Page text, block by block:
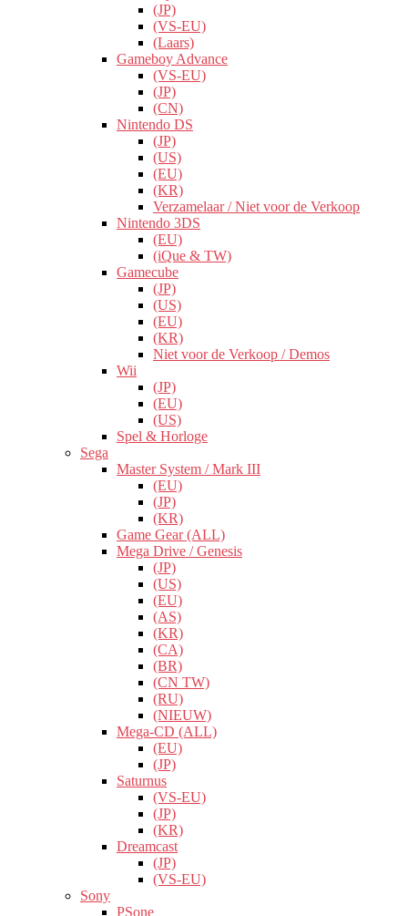
(JP)
(VS-EU)
(Laars)
Gameboy Advance
(VS-EU)
(JP)
(CN)
Nintendo DS
(JP)
(US)
(EU)
(KR)
Verzamelaar / Niet voor de Verkoop
Nintendo 3DS
(EU)
(iQue & TW)
Gamecube
(JP)
(US)
(EU)
(KR)
Niet voor de Verkoop / Demos
Wii
(JP)
(EU)
(US)
Spel & Horloge
Sega
Master System / Mark III
(EU)
(JP)
(KR)
Game Gear (ALL)
Mega Drive / Genesis
(JP)
(US)
(EU)
(AS)
(KR)
(CA)
(BR)
(CN TW)
(RU)
(NIEUW)
Mega-CD (ALL)
(EU)
(JP)
Saturnus
(VS-EU)
(JP)
(KR)
Dreamcast
(JP)
(VS-EU)
Sony
PSone